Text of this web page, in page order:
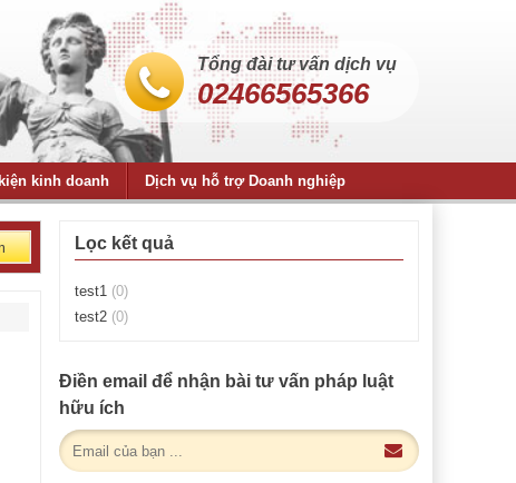
Tổng đài tư vấn dịch vụ
02466565366
kinh doanh Dịch vụ hỗ trợ Doanh nghiệp
Lọc kết quả
test1 (0)
test2 (0)
Điền email để nhận bài tư vấn pháp luật
hữu ích